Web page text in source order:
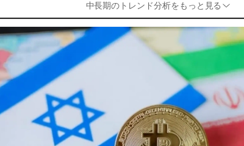
中長期のトレンド分析をもっと見る